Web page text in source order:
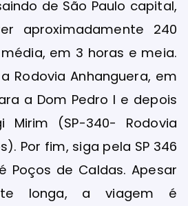
de São Paulo capital,
aproximadamente 240
em 3 horas e meia.
Rodovia Anhanguera, em
a Dom Pedro I e depois
Mirim (SP-340- Rodovia
Por fim, siga pela SP 346
Poços de Caldas. Apesar
longa, a viagem é